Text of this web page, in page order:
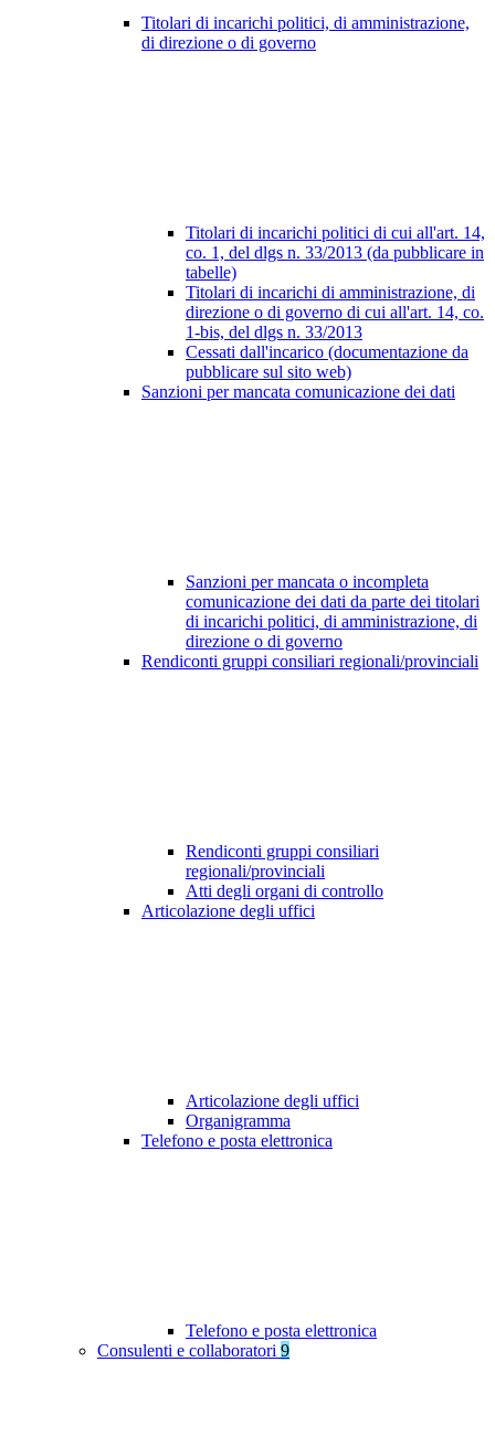
Titolari di incarichi politici, di amministrazione,
di direzione o di governo
Titolari di incarichi politici di cui all'art. 14,
co. 1, del dlgs n. 33/2013 (da pubblicare in
tabelle)
Titolari di incarichi di amministrazione, di
direzione o di governo di cui all'art. 14, co.
1-bis, del dlgs n. 33/2013
Cessati dall'incarico (documentazione da
pubblicare sul sito web)
Sanzioni per mancata comunicazione dei dati
Sanzioni per mancata o incompleta
comunicazione dei dati da parte dei titolari
di incarichi politici, di amministrazione, di
direzione o di governo
Rendiconti gruppi consiliari regionali/provinciali
Rendiconti gruppi consiliari
regionali/provinciali
Atti degli organi di controllo
Articolazione degli uffici
Articolazione degli uffici
Organigramma
Telefono e posta elettronica
Telefono e posta elettronica
Consulenti e collaboratori 9